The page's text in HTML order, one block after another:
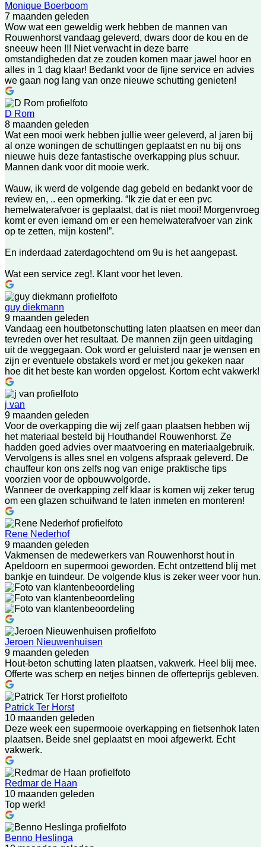
Monique Boerboom
7 maanden geleden
Wow wat een geweldig werk hebben de mannen van
Rouwenhorst vandaag geleverd, dwars door de kou en de
sneeuw heen !!! Niet verwacht in deze barre
omstandigheden dat ze zouden komen maar jawel hoor en
alles in 1 dag klaar! Bedankt voor de fijne service en advies
we gaan nog lang van onze nieuwe schutting genieten!
D Rom
8 maanden geleden
Wat een mooi werk hebben jullie weer geleverd, al jaren bij
al onze woningen de schuttingen geplaatst en nu bij ons
nieuwe huis deze fantastische overkapping plus schuur.
Mannen dank voor dit mooie werk.
Wauw, ik werd de volgende dag gebeld en bedankt voor de
review en, .. een opmerking. “Ik zie dat er een pvc
hemelwaterafvoer is geplaatst, dat is niet mooi! Morgenvroeg
komt er even iemand om er een hemelwaterafvoer van zink
op te zetten, mijn kosten!”.
En inderdaad zaterdagochtend om 9u is het aangepast.
Wat een service zeg!. Klant voor het leven.
guy diekmann
9 maanden geleden
Vandaag een houtbetonschutting laten plaatsen en meer dan
tevreden over het resultaat. De mannen zijn geen uitdaging
uit de weggegaan. Ook word er geluisterd naar je wensen en
zijn er eventuele obstakels word er met jou gekeken naar
hoe dit het beste kan worden opgelost. Kortom echt vakwerk!
j van
9 maanden geleden
Voor de overkapping die wij zelf gaan plaatsen hebben wij
het materiaal besteld bij Houthandel Rouwenhorst. Ze
hadden goed advies over maatvoering en materiaalgebruik.
Vervolgens is alles snel en volgens afspraak geleverd. De
chauffeur kon ons zelfs nog van enige praktische tips
voorzien voor de opbouwvolgorde.
Wanneer de overkapping zelf klaar is komen wij zeker terug
om een glazen schuifwand te laten inmeten en monteren!
Rene Nederhof
9 maanden geleden
Vakmensen de medewerkers van Rouwenhorst hout in
Apeldoorn en supermooi geworden. Echt ontzettend blij met
bankje en tuindeur. De volgende klus is zeker weer voor hun.
Jeroen Nieuwenhuisen
9 maanden geleden
Hout-beton schutting laten plaatsen, vakwerk. Heel blij mee.
Offerte was scherp en netjes binnen de offerteprijs gebleven.
Patrick Ter Horst
10 maanden geleden
Deze week een supermooie overkapping en fietsenhok laten
plaatsen. Beide snel geplaatst en mooi afgewerkt. Echt
vakwerk.
Redmar de Haan
10 maanden geleden
Top werk!
Benno Heslinga